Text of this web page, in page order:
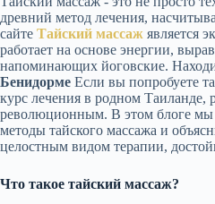
древний метод лечения,
сайте Тайский массаж является
работает на основе энергии,
напоминающих йоговские.
Бенидорме Если вы попробуете
курс лечения в родном Таиланде,
революционным. В этом блоге мы
методы тайского массажа и
целостным видом терапии,
Что такое тайский массаж?